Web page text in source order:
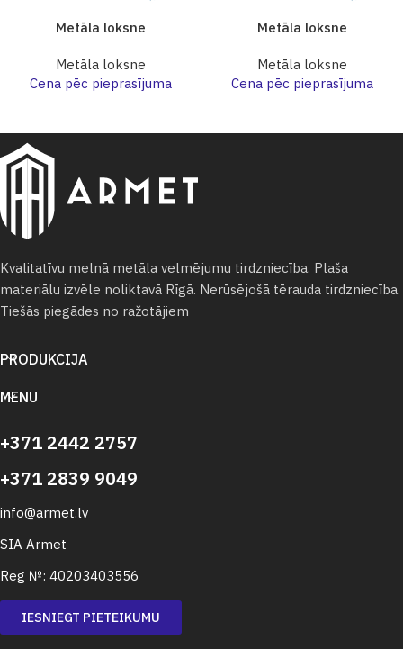
Metāla loksne
Metāla loksne
Cena pēc pieprasījuma
Metāla loksne
Metāla loksne
Cena pēc pieprasījuma
Kvalitatīvu melnā metāla velmējumu tirdzniecība. Plaša
materiālu izvēle noliktavā Rīgā. Nerūsējošā tērauda tirdzniecība.
Tiešās piegādes no ražotājiem
PRODUKCIJA
MENU
+371 2442 2757
+371 2839 9049
info@armet.lv
SIA Armet
Reg №: 40203403556
IESNIEGT PIETEIKUMU